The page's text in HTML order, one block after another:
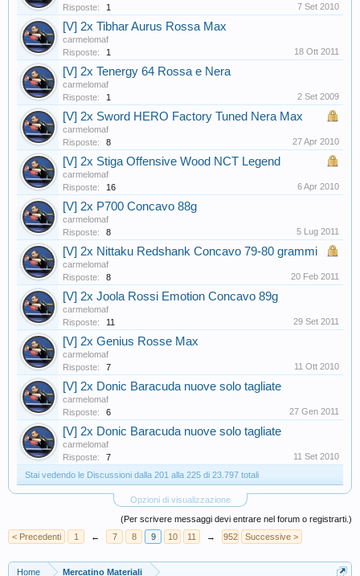
Risposte:
1 7 Set 2010
[V] 2x Tibhar Aurus Rossa Max
carmelomaf
Risposte:
1 18 Ott 2011
[V] 2x Tenergy 64 Rossa e Nera
carmelomaf
Risposte:
1 2 Set 2009
[V] 2x Sword HERO Factory Tuned Nera Max
carmelomaf
Risposte:
8 27 Apr 2010
[V] 2x Stiga Offensive Wood NCT Legend
carmelomaf
Risposte:
16 6 Apr 2010
[V] 2x P700 Concavo 88g
carmelomaf
Risposte:
8 5 Lug 2011
[V] 2x Nittaku Redshank Concavo 79-80 grammi
carmelomaf
Risposte:
8 20 Feb 2011
[V] 2x Joola Rossi Emotion Concavo 89g
carmelomaf
Risposte:
11 29 Set 2011
[V] 2x Genius Rosse Max
carmelomaf
Risposte:
7 11 Ott 2010
[V] 2x Donic Baracuda nuove solo tagliate
carmelomaf
Risposte:
6 27 Gen 2011
[V] 2x Donic Baracuda nuove solo tagliate
carmelomaf
Risposte:
7
11 Set 2010
Stai vedendo le Discussioni dalla 201 alla 225 di 23.797 totali
Opzioni di visualizzazione
(Per scrivere messaggi devi entrare nel forum o registrarti.)
< Precedenti
1 ← 7 8 9 10 11 → 952 Successive >
Home Mercatino Materiali